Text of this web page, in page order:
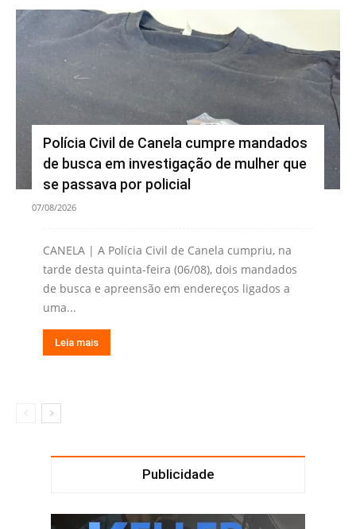
Polícia Civil de Canela cumpre mandados
de busca em investigação de mulher que
se passava por policial
07/08/2026
CANELA | A Polícia Civil de Canela cumpriu, na
tarde desta quinta-feira (06/08), dois mandados
de busca e apreensão em endereços ligados a
uma...
Leia mais
Publicidade